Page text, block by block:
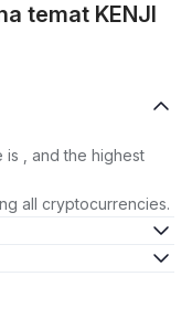
temat KENJI
is , and the highest
all cryptocurrencies.